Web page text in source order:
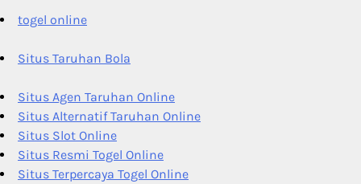
togel online
Situs Taruhan Bola
Situs Agen Taruhan Online
Situs Alternatif Taruhan Online
Situs Slot Online
Situs Resmi Togel Online
Situs Terpercaya Togel Online